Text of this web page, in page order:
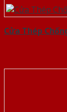
Cửa Thép